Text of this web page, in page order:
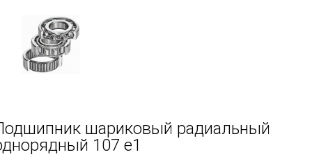
шариковый радиальный
107 е1